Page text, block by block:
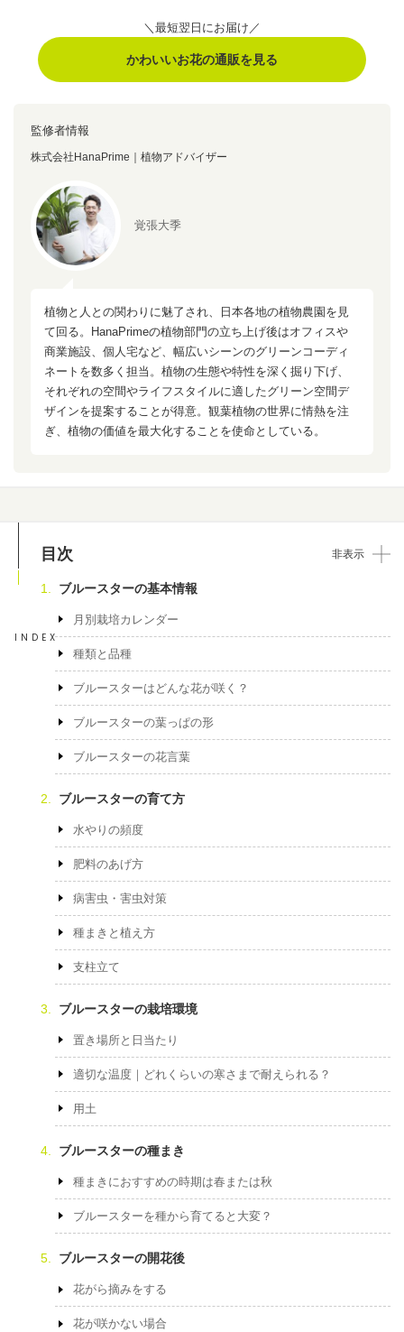
＼最短翌日にお届け／
かわいいお花の通販を見る
監修者情報
株式会社HanaPrime｜植物アドバイザー
覚張大季
植物と人との関わりに魅了され、日本各地の植物農園を見
て回る。HanaPrimeの植物部門の立ち上げ後はオフィスや
商業施設、個人宅など、幅広いシーンのグリーンコーディ
ネートを数多く担当。植物の生態や特性を深く掘り下げ、
それぞれの空間やライフスタイルに適したグリーン空間デ
ザインを提案することが得意。観葉植物の世界に情熱を注
ぎ、植物の価値を最大化することを使命としている。
INDEX
目次 非表示
ブルースターの基本情報
月別栽培カレンダー
種類と品種
ブルースターはどんな花が咲く？
ブルースターの葉っぱの形
ブルースターの花言葉
ブルースターの育て方
水やりの頻度
肥料のあげ方
病害虫・害虫対策
種まきと植え方
支柱立て
ブルースターの栽培環境
置き場所と日当たり
適切な温度｜どれくらいの寒さまで耐えられる？
用土
ブルースターの種まき
種まきにおすすめの時期は春または秋
ブルースターを種から育てると大変？
ブルースターの開花後
花がら摘みをする
花が咲かない場合